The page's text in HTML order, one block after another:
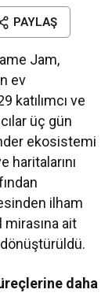
PAYLAŞ
Jam,
ev
katılımcı ve
üç gün
ekosistemi
ilham
ait
daha